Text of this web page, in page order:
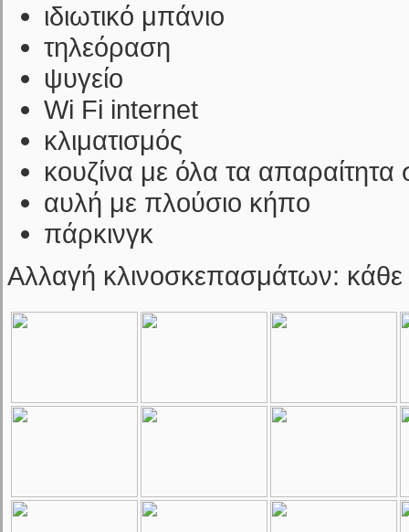
ιδιωτικό μπάνιο
τηλεόραση
ψυγείο
Wi Fi internet
κλιματισμός
κουζίνα με όλα τα απαραίτητα
αυλή με πλούσιο κήπο
πάρκινγκ
Αλλαγή κλινοσκεπασμάτων: κάθε